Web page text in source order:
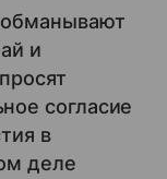
и
согласие
в
деле